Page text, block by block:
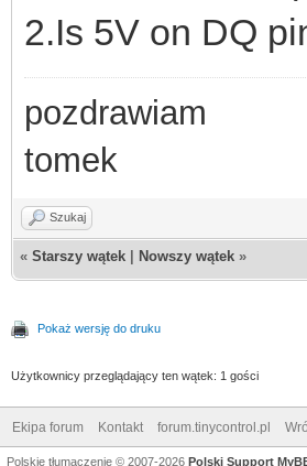
2.Is 5V on DQ
pozdrawiam
tomek
Szukaj
« Starszy wątek Nowszy wątek »
Pokaż wersję do druku
Użytkownicy przeglądający ten wątek: 1 gości
Ekipa forum Kontakt forum.tinycontrol.pl
Polskie tłumaczenie © 2007-2026 Polski Support